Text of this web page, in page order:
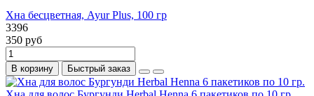
Хна бесцветная, Ayur Plus, 100 гр
3396
350 руб
В корзину Быстрый заказ